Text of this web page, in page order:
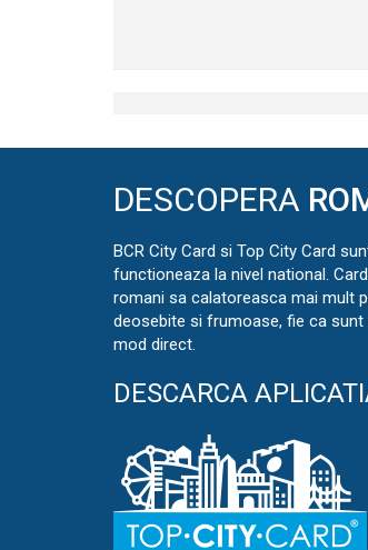
DESCOPERA
BCR City Card si Top City Card
functioneaza la nivel national.
romani sa calatoreasca mai mult
deosebite si frumoase, fie ca
mod direct.
DESCARCA